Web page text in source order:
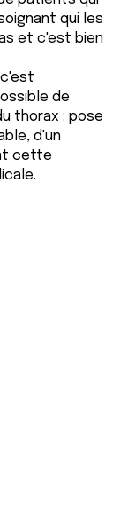
qui les
et c'est bien
c'est
de
thorax : pose
d'un
cette